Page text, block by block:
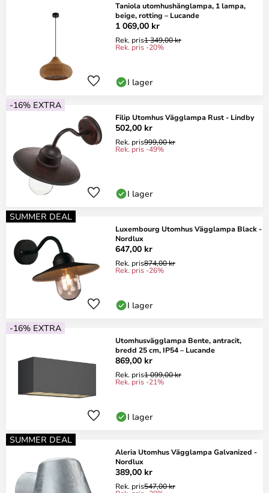
Taniola utomhushänglampa, 1 lampa,
beige, rotting – Lucande
1 069,00 kr
Rek. pris1 349,00 kr
Rek. pris -20%
I lager
-16% EXTRA
Filip Utomhus Vägglampa Rust - Lindby
502,00 kr
Rek. pris999,00 kr
Rek. pris -49%
I lager
SUMMER DEAL
Luxembourg Utomhus Vägglampa Black -
Nordlux
647,00 kr
Rek. pris874,00 kr
Rek. pris -26%
I lager
-16% EXTRA
Utomhusvägglampa Bente, antracit,
bredd 25 cm, IP54 – Lucande
869,00 kr
Rek. pris1 099,00 kr
Rek. pris -21%
I lager
SUMMER DEAL
Aleria Utomhus Vägglampa Galvanized -
Nordlux
389,00 kr
Rek. pris547,00 kr